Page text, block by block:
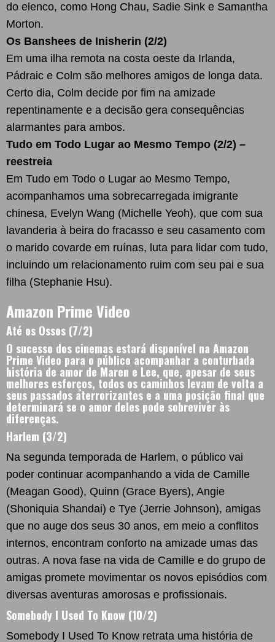
do elenco, como Hong Chau, Sadie Sink e Samantha
Morton.
Os Banshees de Inisherin (2/2)
Em uma ilha remota na costa oeste da Irlanda,
Pádraic e Colm são melhores amigos de longa data.
Certo dia, Colm decide por fim na amizade
repentinamente e a decisão gera consequências
alarmantes para ambos.
Tudo em Todo Lugar ao Mesmo Tempo (2/2) –
reestreia
Em Tudo em Todo o Lugar ao Mesmo Tempo,
acompanhamos uma sobrecarregada imigrante
chinesa, Evelyn Wang (Michelle Yeoh), que com sua
lavanderia à beira do fracasso e seu casamento com
o marido covarde em ruínas, luta para lidar com tudo,
incluindo um relacionamento ruim com seu pai e sua
filha (Stephanie Hsu).
Amazon Prime Video
Até os Ossos (7/2)
O sucesso dos cinemas estará disponível na Amazon
Prime Video para o público acompanhar a conturbada
história de amor de Maren e Lee, que, apesar de seus
melhores esforços, todos os caminhos levam de volta a
seus passados ​​aterrorizantes e a uma posição final que
determinará se o amor deles pode sobreviver às
diferenças.
Harlem (3/2)
Na segunda temporada de Harlem, o público vai
poder continuar acompanhando a vida de Camille
(Meagan Good), Quinn (Grace Byers), Angie
(Shoniquia Shandai) e Tye (Jerrie Johnson), amigas
que no auge dos seus 30 anos, em meio a conflitos
internos, encontram conforto na amizade umas das
outras. A nova fase na vida de Camille e do grupo de
amigas promete movimentar os novos episódios com
diversas aventuras amorosas e profissionais.
Somebody I Used To Know (10/2)
Somebody I Used To Know retrata uma história de